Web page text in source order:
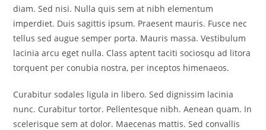
diam. Sed nisi. Nulla quis sem at nibh elementum
imperdiet. Duis sagittis ipsum. Praesent mauris. Fusce nec
tellus sed augue semper porta. Mauris massa. Vestibulum
lacinia arcu eget nulla. Class aptent taciti sociosqu ad litora
torquent per conubia nostra, per inceptos himenaeos.
Curabitur sodales ligula in libero. Sed dignissim lacinia
nunc. Curabitur tortor. Pellentesque nibh. Aenean quam. In
scelerisque sem at dolor. Maecenas mattis. Sed convallis